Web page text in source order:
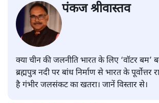
पंकज श्रीवास्तव
क्या चीन की जलनीति भारत के लिए ‘वॉटर बम’
ब्रह्मपुत्र नदी पर बांध निर्माण से भारत के पूर्वोत्तर
है गंभीर जलसंकट का खतरा। जानें विस्तार से।